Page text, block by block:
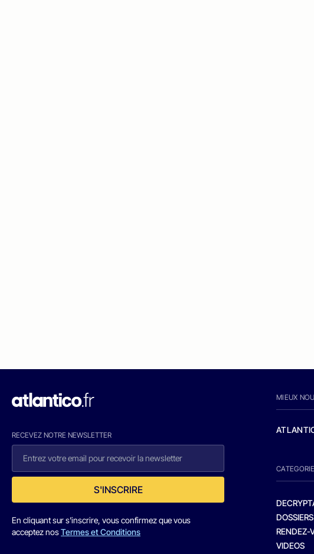
RECEVEZ NOTRE NEWSLETTER
S'INSCRIRE
En cliquant sur s'inscrire, vous confirmez que vous
acceptez nosTermes et Conditions
MIEUX
DOSSIERS
RENDEZ-
VIDEOS